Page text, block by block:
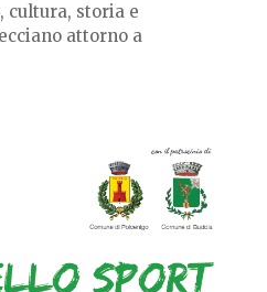
cultura, storia e
attorno a